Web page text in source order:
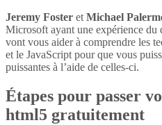
Jeremy Foster et Michael
Microsoft ayant une expérience du
vont vous aider à comprendre les
et le JavaScript pour que vous
puissantes à l’aide de celles-ci.
Étapes pour passer
html5 gratuitement